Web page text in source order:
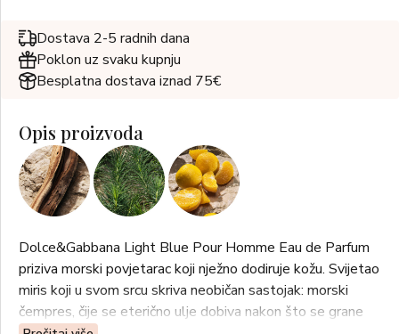
Dostava 2-5 radnih dana
Poklon uz svaku kupnju
Besplatna dostava iznad 75€
Opis proizvoda
Dolce&Gabbana Light Blue Pour Homme Eau de Parfum
priziva morski povjetarac koji nježno dodiruje kožu. Svijetao
miris koji u svom srcu skriva neobičan sastojak: morski
čempres, čije se eterično ulje dobiva nakon što se grane